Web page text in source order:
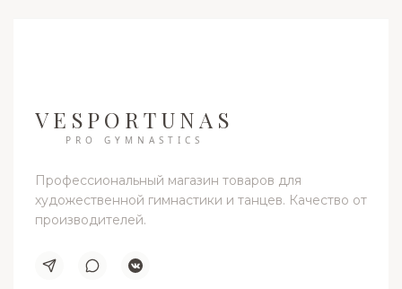
VESPORTUNAS
PRO GYMNASTICS
Профессиональный магазин товаров для
художественной гимнастики и танцев. Качество от
производителей.